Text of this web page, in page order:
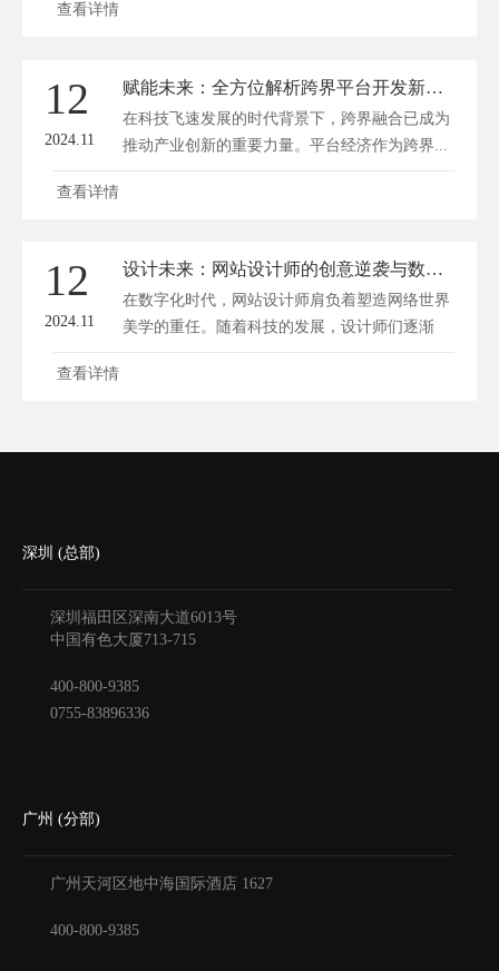
查看详情
12
2024.11
赋能未来：全方位解析跨界平台开发新锐方案
在科技飞速发展的时代背景下，跨界融合已成为
推动产业创新的重要力量。平台经济作为跨界...
查看详情
12
2024.11
设计未来：网站设计师的创意逆袭与数字革新之路
在数字化时代，网站设计师肩负着塑造网络世界
美学的重任。随着科技的发展，设计师们逐渐
从...
查看详情
深圳 (总部)
深圳福田区深南大道6013号
中国有色大厦713-715
400-800-9385
0755-83896336
广州 (分部)
广州天河区地中海国际酒店 1627
400-800-9385